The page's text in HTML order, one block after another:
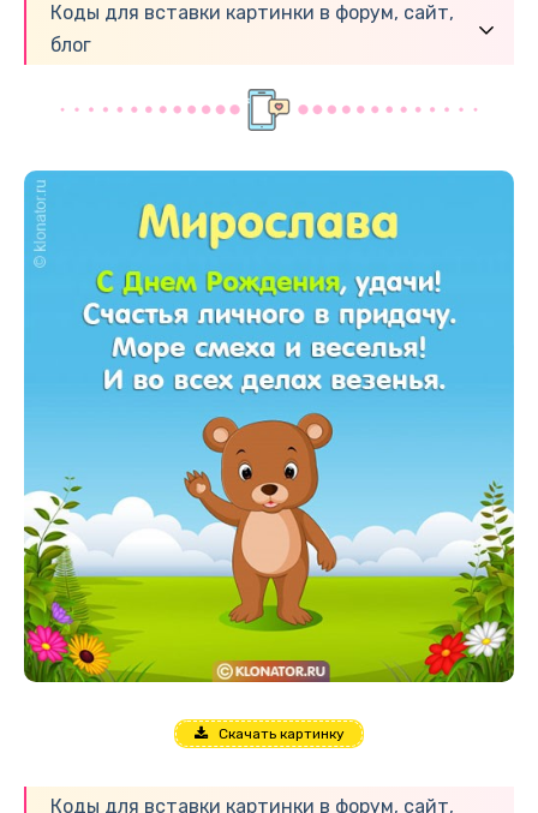
Коды для вставки картинки в форум, сайт,
блог
Скачать картинку
Коды для вставки картинки в форум, сайт,